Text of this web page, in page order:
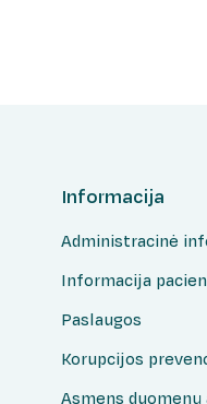
Informacija
Administracinė
Informacija
Paslaugos
Korupcijos
Asmens duomenų